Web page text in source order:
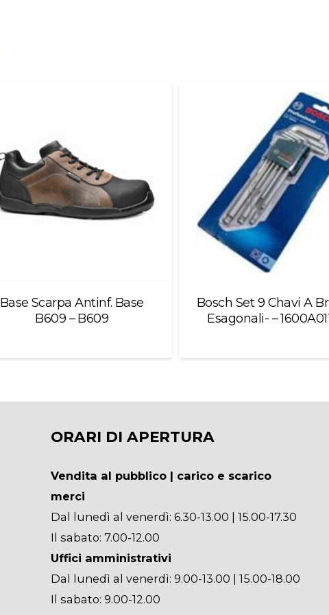
Base Scarpa Antinf. Base
B609 – B609
Bosch Set 9 Chavi A
Esagonali- –
ORARI DI APERTURA
Vendita al pubblico | carico e scarico
merci
Dal lunedì al venerdì: 6.30-13.00 | 15.00-17.30
Il sabato: 7.00-12.00
Uffici amministrativi
Dal lunedì al venerdì: 9.00-13.00 | 15.00-18.00
Il sabato: 9.00-12.00